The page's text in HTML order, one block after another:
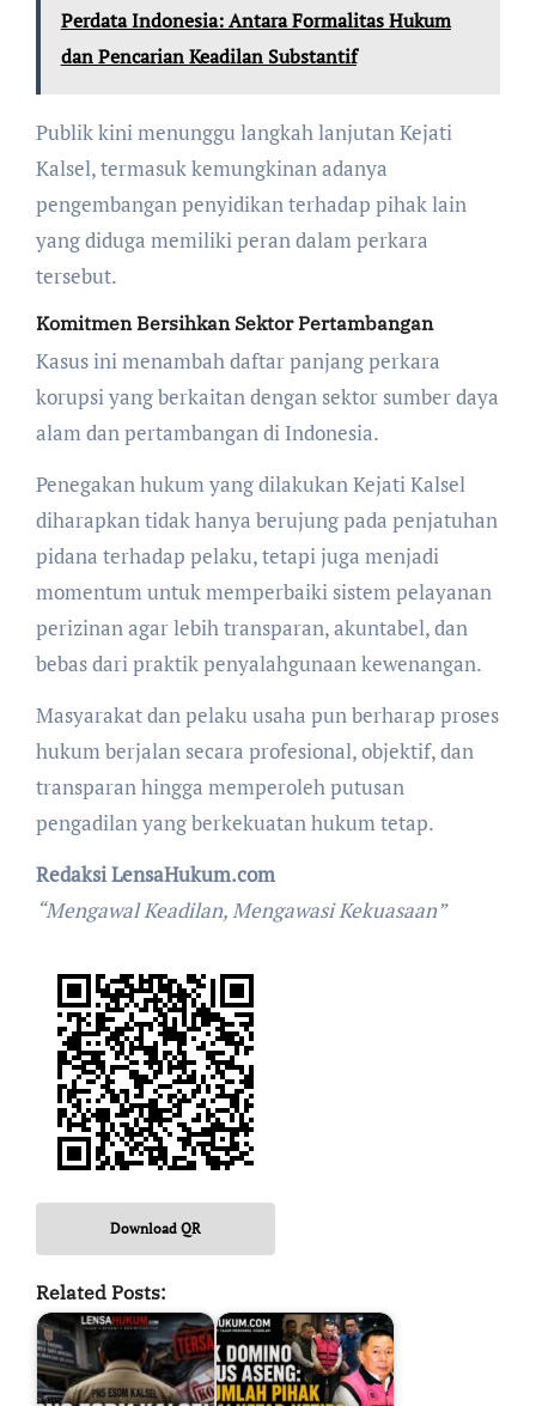
Perdata Indonesia: Antara Formalitas Hukum
dan Pencarian Keadilan Substantif
Publik kini menunggu langkah lanjutan Kejati
Kalsel, termasuk kemungkinan adanya
pengembangan penyidikan terhadap pihak lain
yang diduga memiliki peran dalam perkara
tersebut.
Komitmen Bersihkan Sektor Pertambangan
Kasus ini menambah daftar panjang perkara
korupsi yang berkaitan dengan sektor sumber daya
alam dan pertambangan di Indonesia.
Penegakan hukum yang dilakukan Kejati Kalsel
diharapkan tidak hanya berujung pada penjatuhan
pidana terhadap pelaku, tetapi juga menjadi
momentum untuk memperbaiki sistem pelayanan
perizinan agar lebih transparan, akuntabel, dan
bebas dari praktik penyalahgunaan kewenangan.
Masyarakat dan pelaku usaha pun berharap proses
hukum berjalan secara profesional, objektif, dan
transparan hingga memperoleh putusan
pengadilan yang berkekuatan hukum tetap.
Redaksi LensaHukum.com
“Mengawal Keadilan, Mengawasi Kekuasaan”
Download QR
Related Posts: